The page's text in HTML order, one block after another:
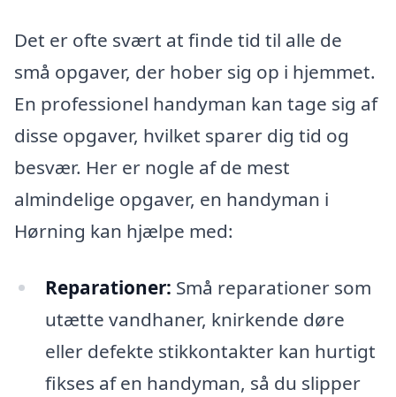
Det er ofte svært at finde tid til alle de
små opgaver, der hober sig op i hjemmet.
En professionel handyman kan tage sig af
disse opgaver, hvilket sparer dig tid og
besvær. Her er nogle af de mest
almindelige opgaver, en handyman i
Hørning kan hjælpe med:
Reparationer: Små reparationer som
utætte vandhaner, knirkende døre
eller defekte stikkontakter kan hurtigt
fikses af en handyman, så du slipper